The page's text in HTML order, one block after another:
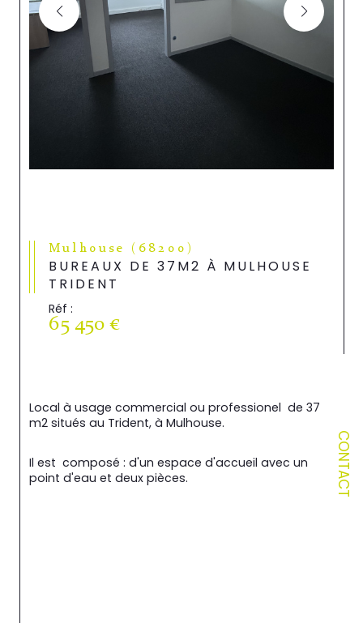
CONTACT
Mulhouse (68200)
BUREAUX DE 37M2 À MULHOUSE
TRIDENT
Réf :
65 450 €
Local à usage commercial ou professionel  de 37
m2 situés au Trident, à Mulhouse.
Il est  composé : d'un espace d'accueil avec un
point d'eau et deux pièces.